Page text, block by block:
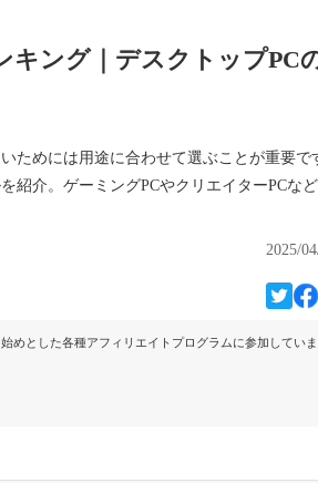
キング｜デスクトップPC
ためには用途に合わせて選ぶことが重要で
紹介。ゲーミングPCやクリエイターPCな
2025/
めとした各種アフィリエイトプログラムに参加してい